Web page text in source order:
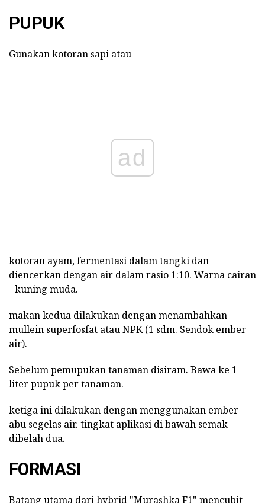
PUPUK
Gunakan kotoran sapi atau
ad
kotoran ayam,fermentasi dalam tangki dan
diencerkan dengan air dalam rasio 1:10. Warna cairan
- kuning muda.
makan kedua dilakukan dengan menambahkan
mullein superfosfat atau NPK (1 sdm. Sendok ember
air).
Sebelum pemupukan tanaman disiram. Bawa ke 1
liter pupuk per tanaman.
ketiga ini dilakukan dengan menggunakan ember
abu segelas air. tingkat aplikasi di bawah semak
dibelah dua.
FORMASI
Batang utama dari hybrid "Murashka F1" mencubit